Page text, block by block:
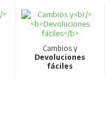
Cambios y
Devoluciones
fáciles